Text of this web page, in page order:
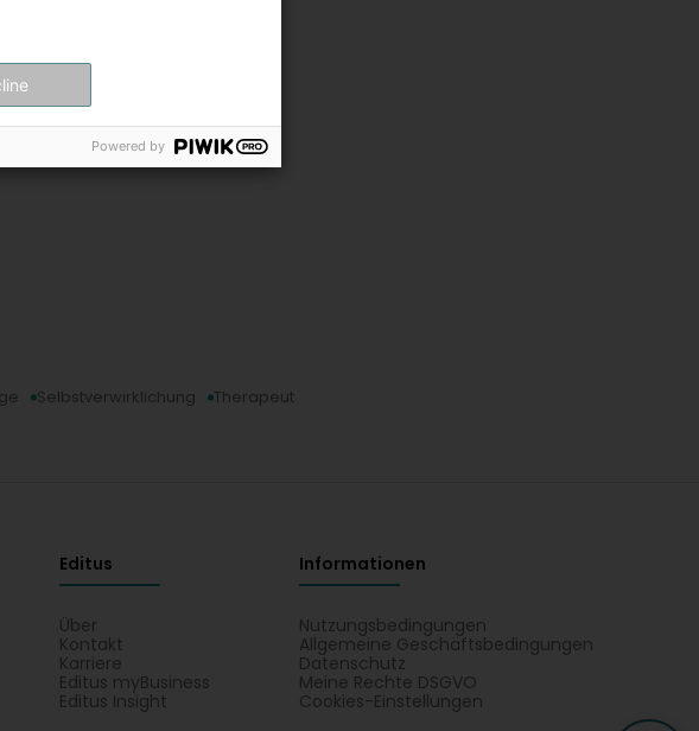
Selbstverwirklichung Therapeut
Editus
Über
Kontakt
Karriere
Editus myBusiness
Editus Insight
Informationen
Nutzungsbedingungen
Allgemeine Geschäftsbedingungen
Datenschutz
Meine Rechte DSGVO
Cookies-Einstellungen
Powered by